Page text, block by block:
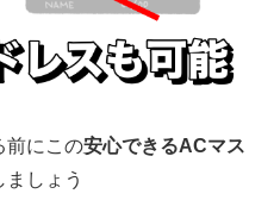
前にこの安心できるACマス
ましょう